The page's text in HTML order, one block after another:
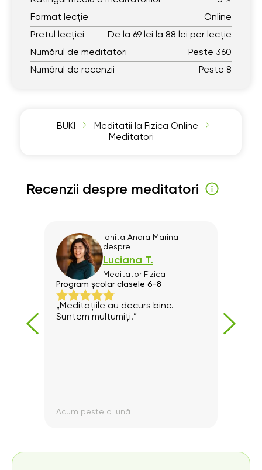
Format lecție
Online
Prețul lecției
De la 69 lei la 88 lei per lecție
Numărul de meditatori
Peste 360
Numărul de recenzii
Peste 8
BUKI
Meditații la Fizica Online
Meditatori
Recenzii despre meditatori
Ionita Andra Marina
despre
Luciana T.
Meditator Fizica
Program școlar clasele 6-8
„Meditațiile au decurs bine.
Suntem mulțumiți.”
Acum peste o lună